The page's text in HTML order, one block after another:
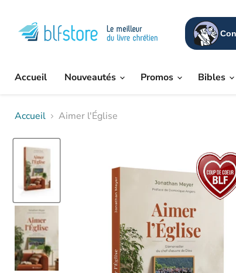
Accueil
Nouveautés Promos Bibles
Accueil Aimer l'Église